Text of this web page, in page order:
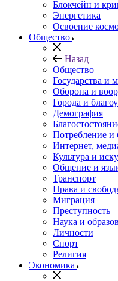
Блокчейн и
Энергетика
Освоение
Общество
Назад
Общество
Государства и
Оборона и
Города и
Демография
Потребление и
Интернет,
Культура и
Общение и
Транспорт
Права и
Миграция
Преступность
Наука и
Личности
Спорт
Религия
Экономика